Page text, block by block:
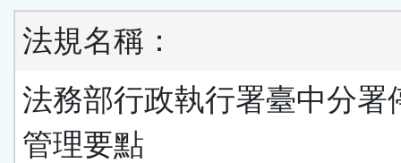
法規名稱：
法務部行政執行署臺中分署
管理要點